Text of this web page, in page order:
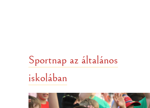
Sportnap az általános
iskolában